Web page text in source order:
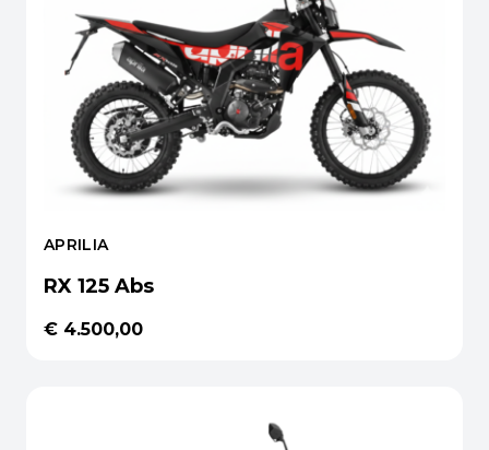
APRILIA
RX 125 Abs
€ 4.500,00